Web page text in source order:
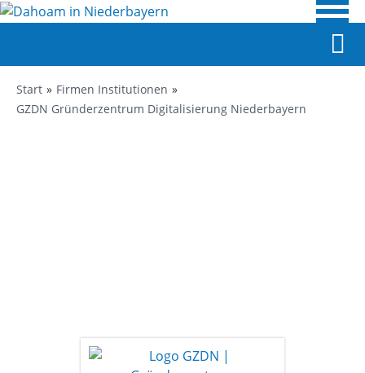
Start
Firmen Institutionen
GZDN Gründerzentrum Digitalisierung Niederbayern